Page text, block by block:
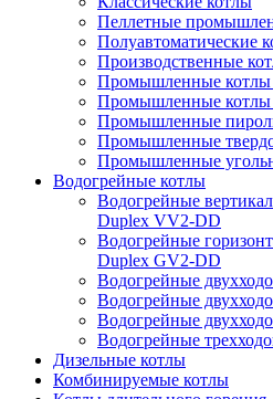
Пеллетные
Полуавтоматические
Производственные
Промышленные котлы
Промышленные котлы
Промышленные
Промышленные
Промышленные
Водогрейные котлы
Водогрейные
Duplex VV2-DD
Водогрейные
Duplex GV2-DD
Водогрейные
Водогрейные
Водогрейные
Водогрейные
Дизельные котлы
Комбинируемые котлы